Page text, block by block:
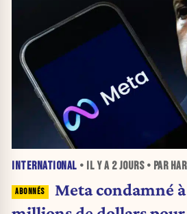
INTERNATIONAL • IL Y A 2 JOURS• PAR
Meta condamné